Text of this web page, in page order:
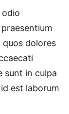
odio
dolores
sunt in culpa
est laborum